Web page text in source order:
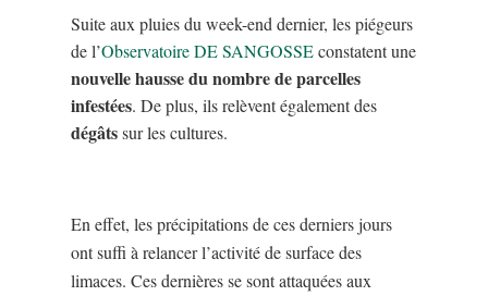
Suite aux pluies du week-end dernier, les piégeurs
de l’Observatoire DE SANGOSSEconstatent une
nouvelle hausse du nombre de parcelles
infestées. De plus, ils relèvent également des
dégâtssur les cultures.
En effet, les précipitations de ces derniers jours
ont suffi à relancer l’activité de surface des
limaces. Ces dernières se sont attaquées aux